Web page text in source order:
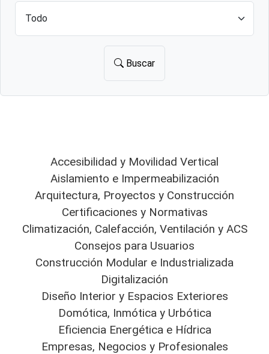
Buscar
Accesibilidad y Movilidad Vertical
Aislamiento e Impermeabilización
Arquitectura, Proyectos y Construcción
Certificaciones y Normativas
Climatización, Calefacción, Ventilación y ACS
Consejos para Usuarios
Construcción Modular e Industrializada
Digitalización
Diseño Interior y Espacios Exteriores
Domótica, Inmótica y Urbótica
Eficiencia Energética e Hídrica
Empresas, Negocios y Profesionales